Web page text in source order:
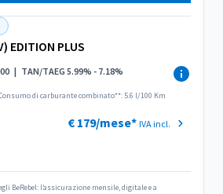
EDITION PLUS
| TAN/TAEG 5.99% - 7.18%
di carburante combinato**: 5.6 l/100 Km
€ 179/mese* IVA incl.
BeRebel: l’assicurazione mensile, digitale e a